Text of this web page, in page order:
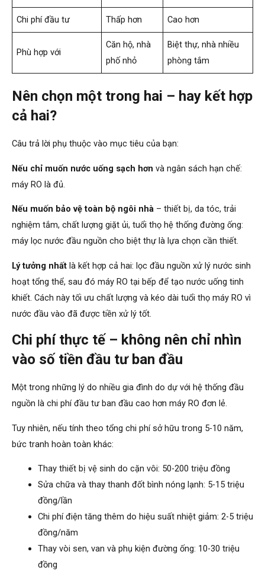
Chi phí đầu tư Thấp hơn Cao hơn
Phù hợp với
Căn hộ, nhà
phố nhỏ
Biệt thự, nhà nhiều
phòng tắm
Nên chọn một trong hai – hay kết hợp
cả hai?
Câu trả lời phụ thuộc vào mục tiêu của bạn:
Nếu chỉ muốn nước uống sạch hơn và ngân sách hạn chế:
máy RO là đủ.
Nếu muốn bảo vệ toàn bộ ngôi nhà – thiết bị, da tóc, trải
nghiệm tắm, chất lượng giặt ủi, tuổi thọ hệ thống đường ống:
máy lọc nước đầu nguồn cho biệt thự là lựa chọn cần thiết.
Lý tưởng nhất là kết hợp cả hai: lọc đầu nguồn xử lý nước sinh
hoạt tổng thể, sau đó máy RO tại bếp để tạo nước uống tinh
khiết. Cách này tối ưu chất lượng và kéo dài tuổi thọ máy RO vì
nước đầu vào đã được tiền xử lý tốt.
Chi phí thực tế – không nên chỉ nhìn
vào số tiền đầu tư ban đầu
Một trong những lý do nhiều gia đình do dự với hệ thống đầu
nguồn là chi phí đầu tư ban đầu cao hơn máy RO đơn lẻ.
Tuy nhiên, nếu tính theo tổng chi phí sở hữu trong 5-10 năm,
bức tranh hoàn toàn khác:
Thay thiết bị vệ sinh do cặn vôi: 50-200 triệu đồng
Sửa chữa và thay thanh đốt bình nóng lạnh: 5-15 triệu
đồng/lần
Chi phí điện tăng thêm do hiệu suất nhiệt giảm: 2-5 triệu
đồng/năm
Thay vòi sen, van và phụ kiện đường ống: 10-30 triệu
đồng